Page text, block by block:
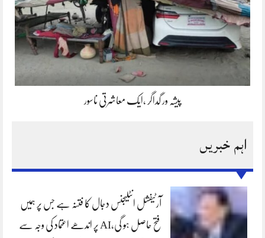
پیشہ ور گداگر ،ایک معاشرتی ناسور
اہم خبریں
آرٹیفشل انٹلیجنس دجال کا فتنہ ہے جس پر ہمیں
فتح حاصل ہو گی،AI پر اندھے اعتماد کی وجہ سے